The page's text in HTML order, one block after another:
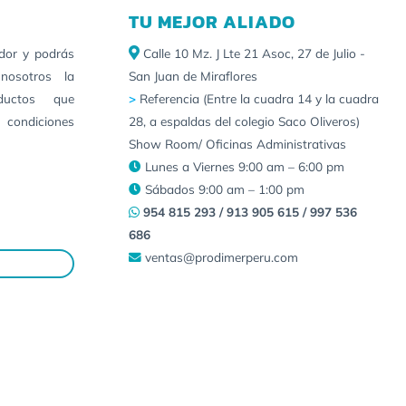
y podrás
la
que
TU MEJOR ALIADO
Calle 10 Mz. J Lte 21 Asoc, 27 de Julio -
San Juan de Miraflores
> Referencia (Entre la cuadra 14 y la cuadra
28, a espaldas del colegio Saco Oliveros)
Show Room/ Oficinas Administrativas
Lunes a Viernes 9:00 am – 6:00 pm
Sábados 9:00 am – 1:00 pm
954 815 293 / 913 905 615 / 997 536
686
ventas@prodimerperu.com